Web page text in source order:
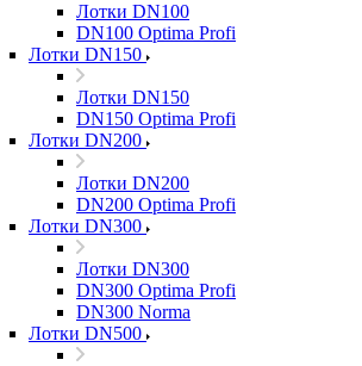
Лотки DN100
DN100 Optima Profi
Лотки DN150
Лотки DN150
DN150 Optima Profi
Лотки DN200
Лотки DN200
DN200 Optima Profi
Лотки DN300
Лотки DN300
DN300 Optima Profi
DN300 Norma
Лотки DN500